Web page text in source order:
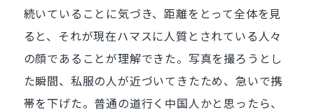
続いていることに気づき、距離をとって全体を見
ると、それが現在ハマスに人質とされている人々
の顔であることが理解できた。写真を撮ろうとし
た瞬間、私服の人が近づいてきたため、急いで携
帯を下げた。普通の道行く中国人かと思ったら、